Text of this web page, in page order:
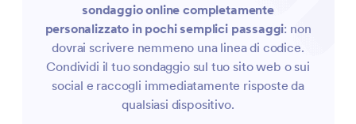
sondaggio online completamente
personalizzato in pochi semplici passaggi: non
dovrai scrivere nemmeno una linea di codice.
Condividi il tuo sondaggio sul tuo sito web o sui
social e raccogli immediatamente risposte da
qualsiasi dispositivo.